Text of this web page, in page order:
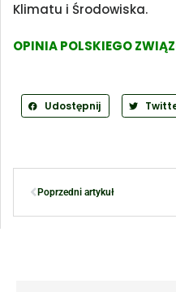
Klimatu i Środowiska.
OPINIA POLSKIEGO
Udostępnij
Poprzedni artykuł